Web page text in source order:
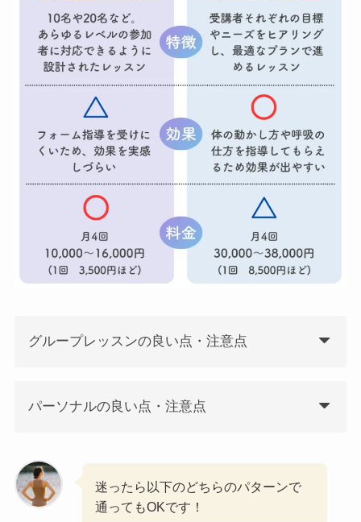
グループレッスンの良い点・注意点
パーソナルの良い点・注意点
迷ったら以下のどちらのパターンで
通ってもOKです！